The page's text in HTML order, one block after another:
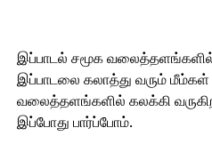
இப்பாடல் சமூக வலைத்தளங்களில்
இப்பாடலை கலாத்து வரும் மீம்கள்
வலைத்தளங்களில் கலக்கி
இப்போது பார்ப்போம்.